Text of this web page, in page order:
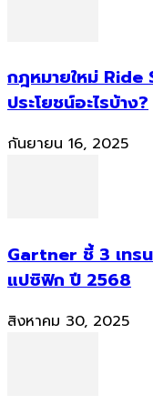
กฎหมายใหม่ Ride
ประโยชน์อะไรบ้าง?
กันยายน 16, 2025
Gartner ชี้ 3 เทรน
แปซิฟิก ปี 2568
สิงหาคม 30, 2025